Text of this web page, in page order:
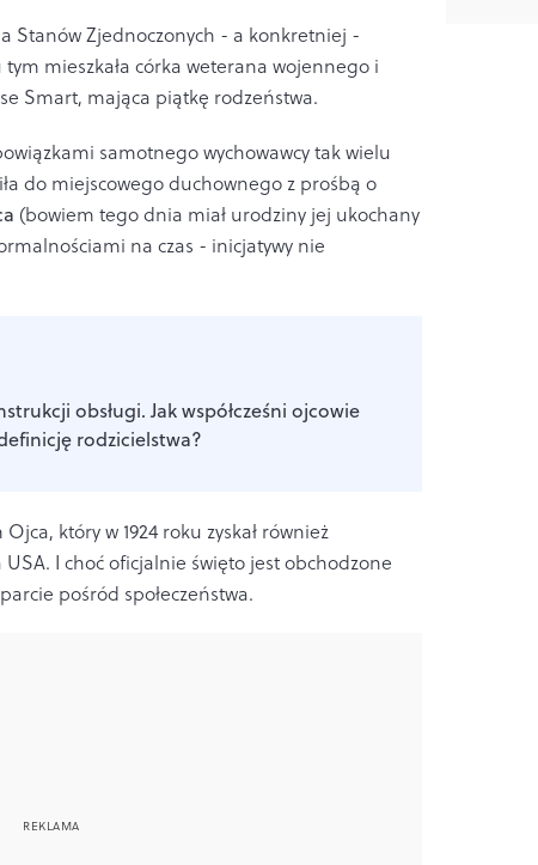
Stanów Zjednoczonych - a konkretniej -
mieszkała córka weterana wojennego i
Smart, mająca piątkę rodzeństwa.
samotnego wychowawcy tak wielu
do miejscowego duchownego z prośbą o
(bowiem tego dnia miał urodziny jej ukochany
na czas - inicjatywy nie
obsługi. Jak współcześni ojcowie
rodzicielstwa?
który w 1924 roku zyskał również
I choć oficjalnie święto jest obchodzone
pośród społeczeństwa.